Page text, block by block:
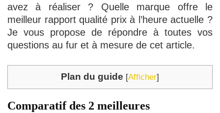
avez à réaliser ? Quelle marque offre le
meilleur rapport qualité prix à l’heure actuelle ?
Je vous propose de répondre à toutes vos
questions au fur et à mesure de cet article.
Plan du guide [Afficher]
Comparatif des 2 meilleures